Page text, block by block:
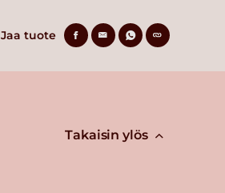
Jaa tuote
Takaisin ylös